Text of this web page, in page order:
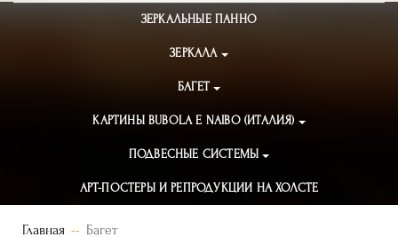
ЗЕРКАЛЬНЫЕ ПАННО
ЗЕРКАЛА
БАГЕТ
КАРТИНЫ BUBOLA E NAIBO (ИТАЛИЯ)
ПОДВЕСНЫЕ СИСТЕМЫ
АРТ-ПОСТЕРЫ И РЕПРОДУКЦИИ НА ХОЛСТЕ
Главная Багет